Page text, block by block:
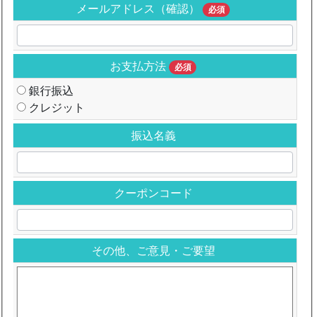
メールアドレス（確認） 必須
お支払方法 必須
銀行振込
クレジット
振込名義
クーポンコード
その他、ご意見・ご要望